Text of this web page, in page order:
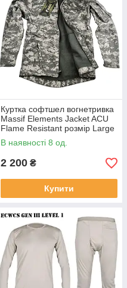
Куртка софтшел вогнетривка
Massif Elements Jacket ACU
Flame Resistant розмір Large
В наявності 8 од.
2 200 ₴
Купити